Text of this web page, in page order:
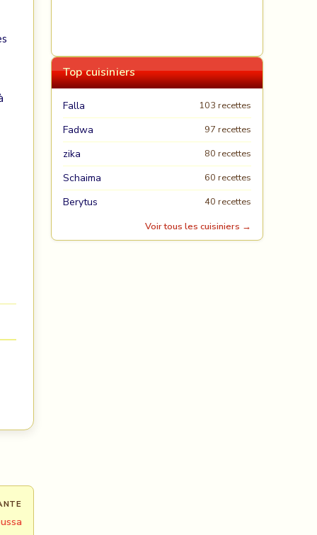
Top cuisiniers
Falla 103 recettes
Fadwa 97 recettes
zika 80 recettes
Schaima 60 recettes
Berytus
40 recettes
Voir tous les cuisiniers →